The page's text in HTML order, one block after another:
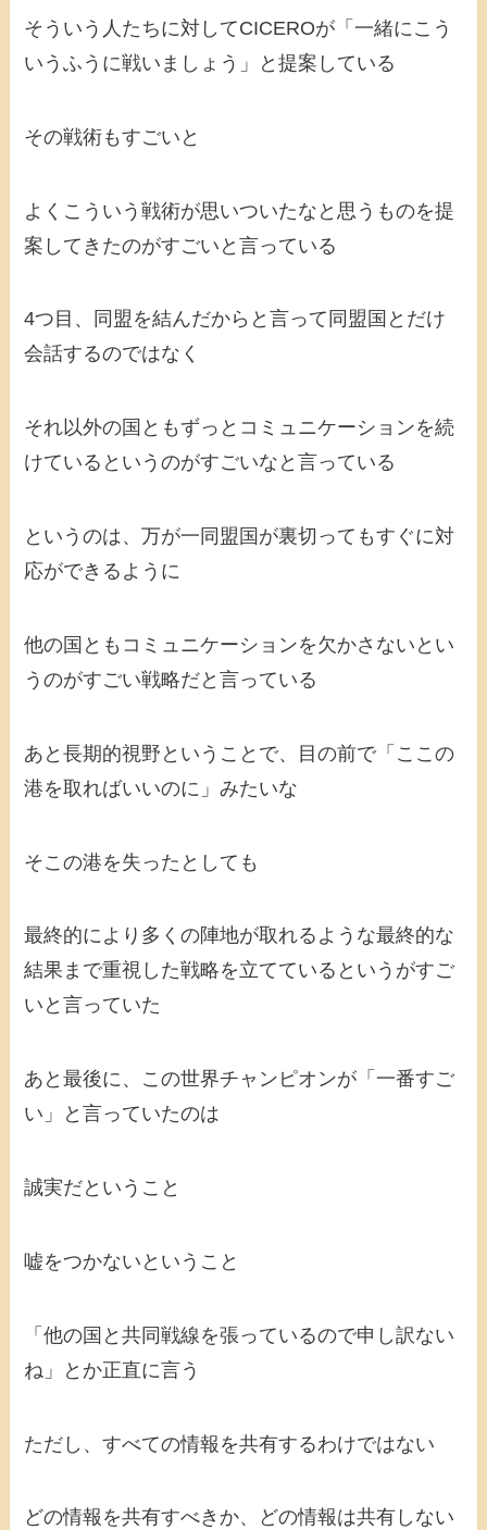
そういう人たちに対してCICEROが「一緒にこう
いうふうに戦いましょう」と提案している
その戦術もすごいと
よくこういう戦術が思いついたなと思うものを提
案してきたのがすごいと言っている
4つ目、同盟を結んだからと言って同盟国とだけ
会話するのではなく
それ以外の国ともずっとコミュニケーションを続
けているというのがすごいなと言っている
というのは、万が一同盟国が裏切ってもすぐに対
応ができるように
他の国ともコミュニケーションを欠かさないとい
うのがすごい戦略だと言っている
あと長期的視野ということで、目の前で「ここの
港を取ればいいのに」みたいな
そこの港を失ったとしても
最終的により多くの陣地が取れるような最終的な
結果まで重視した戦略を立てているというがすご
いと言っていた
あと最後に、この世界チャンピオンが「一番すご
い」と言っていたのは
誠実だということ
嘘をつかないということ
「他の国と共同戦線を張っているので申し訳ない
ね」とか正直に言う
ただし、すべての情報を共有するわけではない
どの情報を共有すべきか、どの情報は共有しない